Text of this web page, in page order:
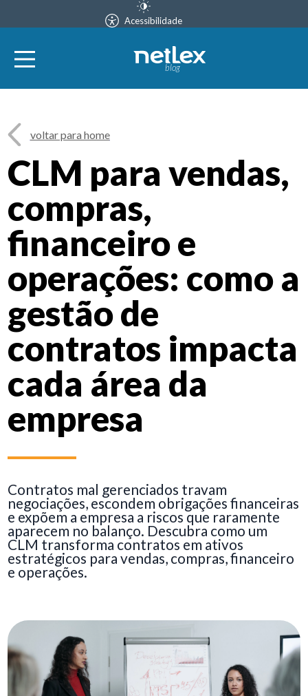
Acessibilidade
blog
voltar para home
CLM para vendas,
compras,
financeiro e
operações: como a
gestão de
contratos impacta
cada área da
empresa
Contratos mal gerenciados travam
negociações, escondem obrigações financeiras
e expõem a empresa a riscos que raramente
aparecem no balanço. Descubra como um
CLM transforma contratos em ativos
estratégicos para vendas, compras, financeiro
e operações.